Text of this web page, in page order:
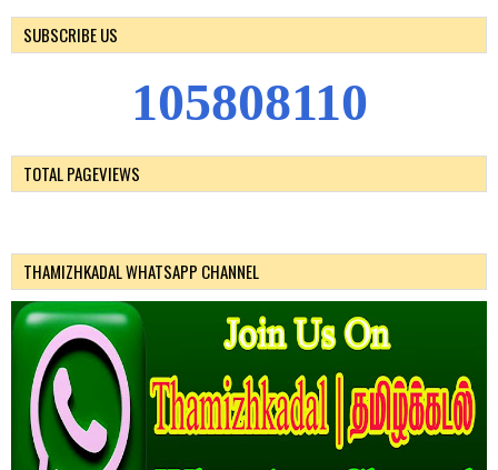
SUBSCRIBE US
105808110
TOTAL PAGEVIEWS
THAMIZHKADAL WHATSAPP CHANNEL